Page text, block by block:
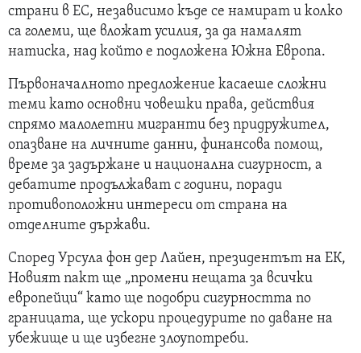
страни в ЕС, независимо къде се намират и колко
са големи, ще вложат усилия, за да намалят
натиска, над който е подложена Южна Европа.
Първоначалното предложение касаеше сложни
теми като основни човешки права, действия
спрямо малолетни мигранти без придружител,
опазване на личните данни, финансова помощ,
време за задържане и национална сигурност, а
дебатите продължават с години, поради
противоположни интереси от страна на
отделните държави.
Според Урсула фон дер Лайен, президентът на ЕК,
Новият пакт ще „промени нещата за всички
европейци“ като ще подобри сигурността по
границата, ще ускори процедурите по даване на
убежище и ще избегне злоупотреби.